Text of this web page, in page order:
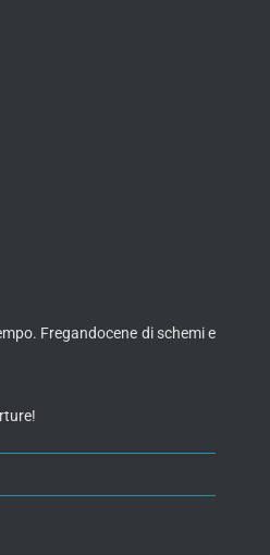
Fregandocene di schemi e